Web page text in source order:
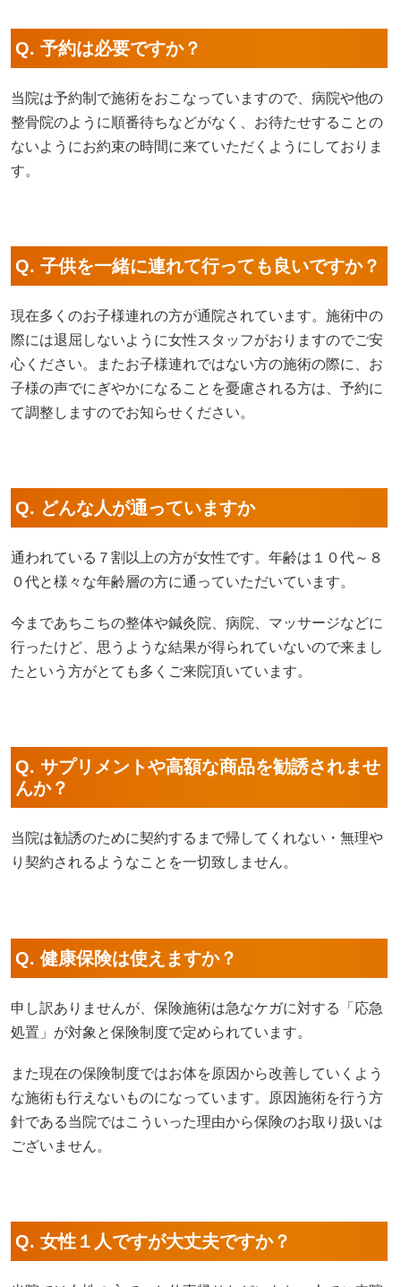
Q. 予約は必要ですか？
当院は予約制で施術をおこなっていますので、病院や他の
整骨院のように順番待ちなどがなく、お待たせすることの
ないようにお約束の時間に来ていただくようにしておりま
す。
Q. 子供を一緒に連れて行っても良いですか？
現在多くのお子様連れの方が通院されています。施術中の
際には退屈しないように女性スタッフがおりますのでご安
心ください。またお子様連れではない方の施術の際に、お
子様の声でにぎやかになることを憂慮される方は、予約に
て調整しますのでお知らせください。
Q. どんな人が通っていますか
通われている７割以上の方が女性です。年齢は１０代～８
０代と様々な年齢層の方に通っていただいています。
今まであちこちの整体や鍼灸院、病院、マッサージなどに
行ったけど、思うような結果が得られていないので来まし
たという方がとても多くご来院頂いています。
Q. サプリメントや高額な商品を勧誘されませ
んか？
当院は勧誘のために契約するまで帰してくれない・無理や
り契約されるようなことを一切致しません。
Q. 健康保険は使えますか？
申し訳ありませんが、保険施術は急なケガに対する「応急
処置」が対象と保険制度で定められています。
また現在の保険制度ではお体を原因から改善していくよう
な施術も行えないものになっています。原因施術を行う方
針である当院ではこういった理由から保険のお取り扱いは
ございません。
Q. 女性１人ですが大丈夫ですか？